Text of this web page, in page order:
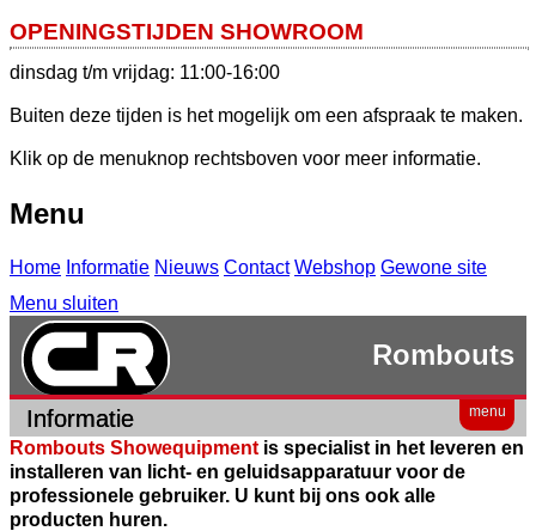
OPENINGSTIJDEN SHOWROOM
dinsdag t/m vrijdag: 11:00-16:00
Buiten deze tijden is het mogelijk om een afspraak te maken.
Klik op de menuknop rechtsboven voor meer informatie.
Menu
Home Informatie Nieuws Contact Webshop Gewone site
Menu sluiten
Rombouts
Informatie menu
Rombouts Showequipment is specialist in het leveren en
installeren van licht- en geluidsapparatuur voor de
professionele gebruiker. U kunt bij ons ook alle
producten huren.